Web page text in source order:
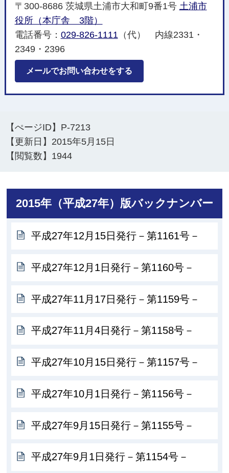
〒300-8686 茨城県土浦市大和町9番1号 土浦市
役所（本庁舎 3階）
電話番号： 029-826-1111 （代） 内線2331・
2349・2396
メールでお問い合わせをする
【ぺージID】 P-7213
【更新日】 2015年5月15日
【閲覧数】 1944
2015年（平成27年）版バックナンバー
平成27年12月15日発行－第1161号－
平成27年12月1日発行－第1160号－
平成27年11月17日発行－第1159号－
平成27年11月4日発行－第1158号－
平成27年10月15日発行－第1157号－
平成27年10月1日発行－第1156号－
平成27年9月15日発行－第1155号－
平成27年9月1日発行－第1154号－